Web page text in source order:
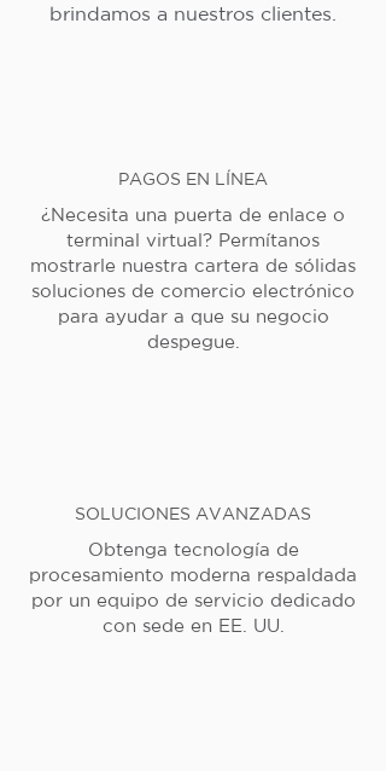
brindamos a nuestros clientes.
PAGOS EN LÍNEA
¿Necesita una puerta de enlace o
terminal virtual? Permítanos
mostrarle nuestra cartera de sólidas
soluciones de comercio electrónico
para ayudar a que su negocio
despegue.
SOLUCIONES AVANZADAS
Obtenga tecnología de
procesamiento moderna respaldada
por un equipo de servicio dedicado
con sede en EE. UU.